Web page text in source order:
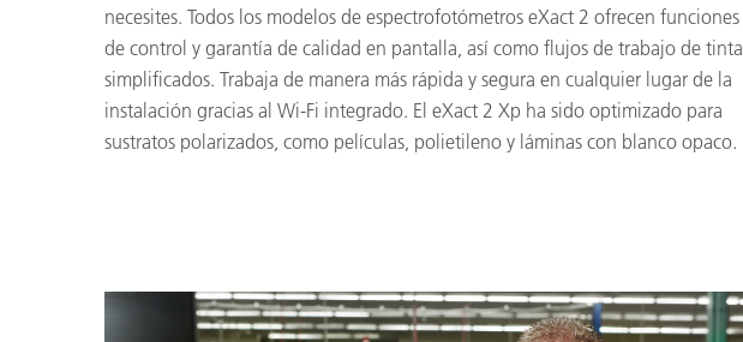
necesites. Todos los modelos de espectrofotómetros eXact 2 ofrecen funciones
de control y garantía de calidad en pantalla, así como flujos de trabajo de tinta
simplificados. Trabaja de manera más rápida y segura en cualquier lugar de la
instalación gracias al Wi-Fi integrado. El eXact 2 Xp ha sido optimizado para
sustratos polarizados, como películas, polietileno y láminas con blanco opaco.